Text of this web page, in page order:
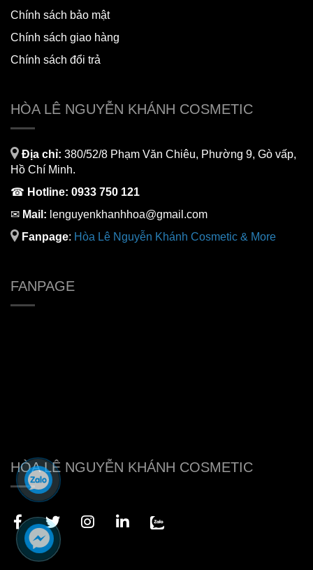
Chính sách bảo mật
Chính sách giao hàng
Chính sách đổi trả
HÒA LÊ NGUYỄN KHÁNH COSMETIC
Địa chỉ: 380/52/8 Phạm Văn Chiêu, Phường 9, Gò vấp,
Hồ Chí Minh.
☎ Hotline: 0933 750 121
✉ Mail: lenguyenkhanhhoa@gmail.com
Fanpage: Hòa Lê Nguyễn Khánh Cosmetic & More
FANPAGE
HÒA LÊ NGUYỄN KHÁNH COSMETIC